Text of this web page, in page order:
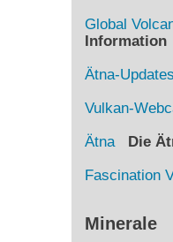
Global
Information
Ätna-
Vulkan-
Ätna
Die
Fascination
Minerale